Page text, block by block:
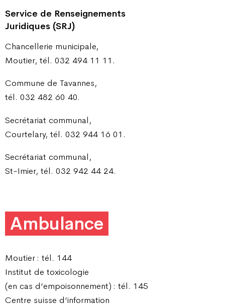
Service de Renseignements
Juridiques (SRJ)
Chancellerie municipale,
Moutier, tél. 032 494 11 11.
Commune de Tavannes,
tél. 032 482 60 40.
Secrétariat communal,
Courtelary, tél. 032 944 16 01.
Secrétariat communal,
St-Imier, tél. 032 942 44 24.
Ambulance
Moutier : tél. 144
Institut de toxicologie
(en cas d’empoisonnement) : tél. 145
Centre suisse d’information